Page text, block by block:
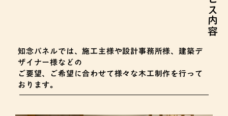
知念パネルでは、施工主様や設計事務所様、建築デ
ザイナー様などの
ご要望、ご希望に合わせて様々な木工制作を行って
おります。